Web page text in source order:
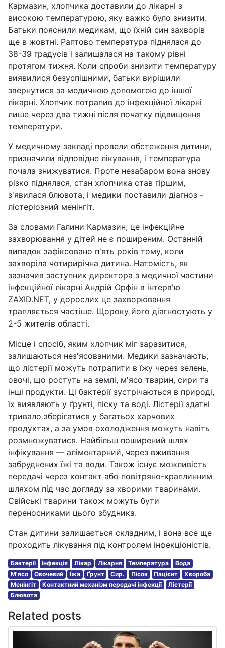
Кармазин, хлопчика доставили до лікарні з
високою температурою, яку важко було знизити.
Батьки пояснили медикам, що їхній син захворів
ще в жовтні. Раптово температура піднялася до
38-39 градусів і залишалася на такому рівні
протягом тижня. Коли спроби знизити температуру
виявилися безуспішними, батьки вирішили
звернутися за медичною допомогою до іншої
лікарні. Хлопчик потрапив до інфекційної лікарні
лише через два тижні після початку підвищення
температури.
У медичному закладі провели обстеження дитини,
призначили відповідне лікування, і температура
почала знижуватися. Проте незабаром вона знову
різко піднялася, стан хлопчика став гіршим,
з'явилася блювота, і медики поставили діагноз -
лістеріозний менінгіт.
За словами Галини Кармазин, це інфекційне
захворювання у дітей не є поширеним. Останній
випадок зафіксовано п'ять років тому, коли
захворіла чотирирічна дитина. Натомість, як
зазначив заступник директора з медичної частини
інфекційної лікарні Андрій Орфін в інтерв'ю
ZAXID.NET, у дорослих це захворювання
трапляється частіше. Щороку його діагностують у
2-5 жителів області.
Місце і спосіб, яким хлопчик міг заразитися,
залишаються нез'ясованими. Медики зазначають,
що лістерії можуть потрапити в їжу через зелень,
овочі, що ростуть на землі, м'ясо тварин, сири та
інші продукти. Ці бактерії зустрічаються в природі,
їх виявляють у ґрунті, піску та воді. Лістерії здатні
тривало зберігатися у багатьох харчових
продуктах, а за умов охолодження можуть навіть
розмножуватися. Найбільш поширений шлях
інфікування — аліментарний, через вживання
забруднених їжі та води. Також існує можливість
передачі через контакт або повітряно-краплинним
шляхом під час догляду за хворими тваринами.
Свійські тварини також можуть бути
переносниками цього збудника.
Стан дитини залишається складним, і вона все ще
проходить лікування під контролем інфекціоністів.
Бактерії Інфекція Лікар Лікарня Температура
Вода
М'ясо
Овочевий Їжа Ґрунт Сир. Пісок Пацієнт
Хвороба
Менінгіт
Контактний механізм передачі інфекції
Лістерії
Блювота
Related posts